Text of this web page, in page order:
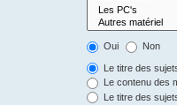
Oui Non
Le titre des
Le contenu des
Le titre des